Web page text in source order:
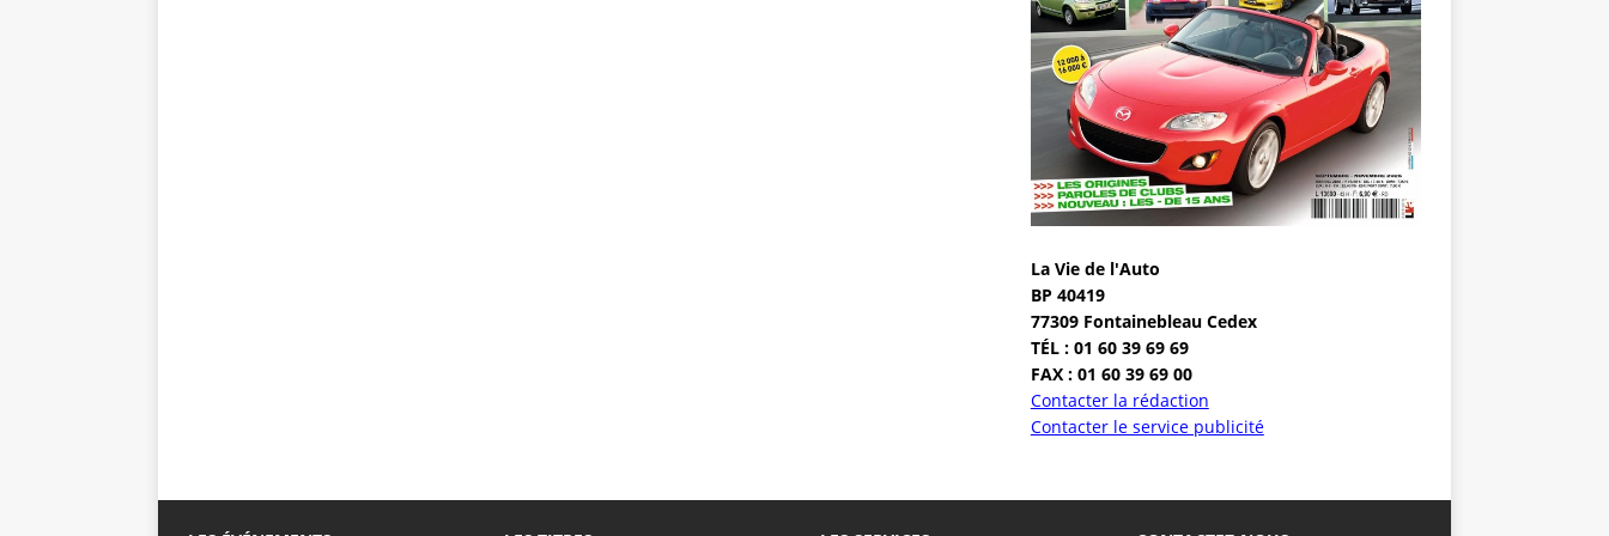
La Vie de l'Auto
BP 40419
77309 Fontainebleau Cedex
TÉL : 01 60 39 69 69
FAX : 01 60 39 69 00
Contacter la rédaction
Contacter le service publicité